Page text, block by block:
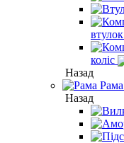
втулок
коліс
Назад
Рама
Назад